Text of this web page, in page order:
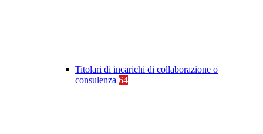
Titolari di incarichi di collaborazione o
consulenza 64